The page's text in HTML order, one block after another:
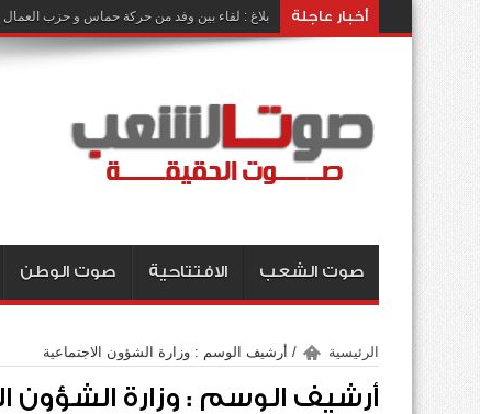
أخبار عاجلة بلاغ : لقاء بين وفد من حركة حماس و حزب العمال
صوت الشعب الافتتاحية صوت الوطن
الرئيسية / أرشيف الوسم : وزارة الشؤون الاجتماعية
أرشيف الوسم : وزارة الشؤون